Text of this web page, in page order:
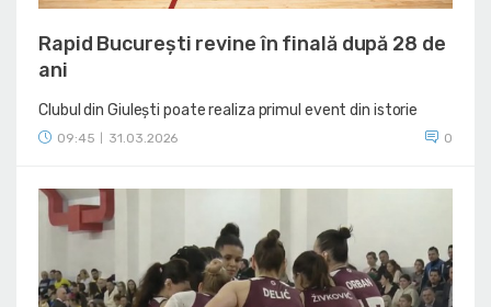
Rapid București revine în finală după 28 de
ani
Clubul din Giulești poate realiza primul event din istorie
09:45 31.03.2026 0